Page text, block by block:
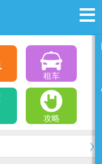
租车
攻略